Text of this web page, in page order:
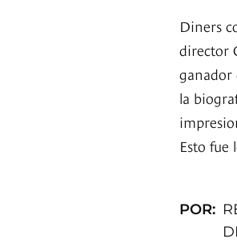
Diners
director
ganador
la
Esto fue
POR: